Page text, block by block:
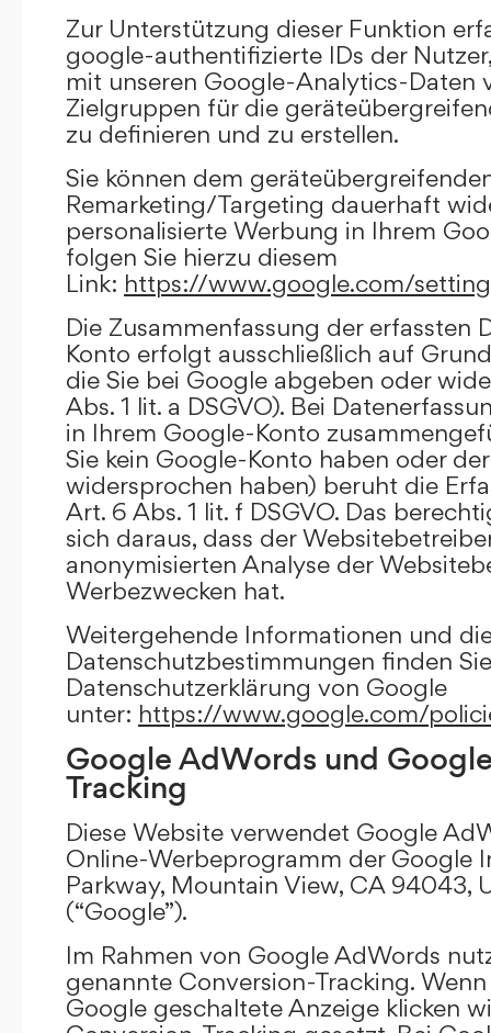
Zur Unterstützung dieser Funktion
google-authentifizierte IDs der
mit unseren Google-Analytics-Daten
Zielgruppen für die
zu definieren und zu erstellen.
Sie können dem
Remarketing/Targeting dauerhaft
personalisierte Werbung in Ihrem
folgen Sie hierzu diesem
Link: https://www.google.com/
Die Zusammenfassung der erfassten
Konto erfolgt ausschließlich auf
die Sie bei Google abgeben oder
Abs. 1 lit. a DSGVO). Bei
in Ihrem Google-Konto
Sie kein Google-Konto haben oder
widersprochen haben) beruht die
Art. 6 Abs. 1 lit. f DSGVO. Das
sich daraus, dass der
anonymisierten Analyse der
Werbezwecken hat.
Weitergehende Informationen und
Datenschutzbestimmungen finden
Datenschutzerklärung von Google
unter: https://www.google.com/
Google AdWords und
Tracking
Diese Website verwendet Google
Online-Werbeprogramm der Google
Parkway, Mountain View, CA 94043,
(“Google”).
Im Rahmen von Google AdWords
genannte Conversion-Tracking.
Google geschaltete Anzeige klicken